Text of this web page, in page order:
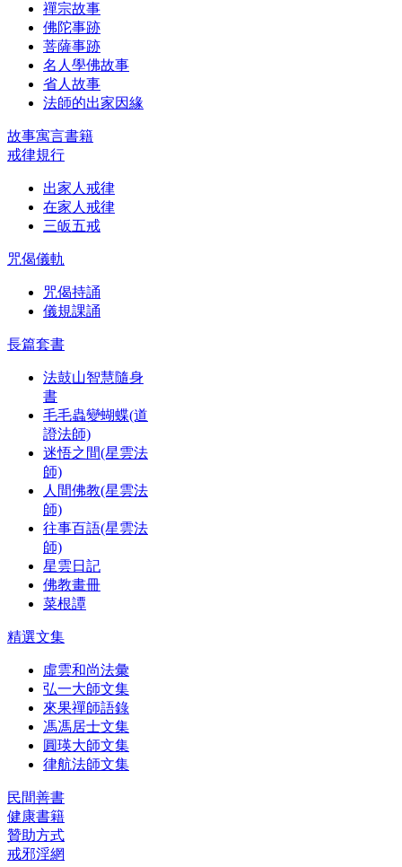
禪宗故事
佛陀事跡
菩薩事跡
名人學佛故事
省人故事
法師的出家因緣
故事寓言書籍
戒律規行
出家人戒律
在家人戒律
三皈五戒
咒偈儀軌
咒偈持誦
儀規課誦
長篇套書
法鼓山智慧隨身
書
毛毛蟲變蝴蝶(道
證法師)
迷悟之間(星雲法
師)
人間佛教(星雲法
師)
往事百語(星雲法
師)
星雲日記
佛教畫冊
菜根譚
精選文集
虛雲和尚法彙
弘一大師文集
來果禪師語錄
馮馮居士文集
圓瑛大師文集
律航法師文集
民間善書
健康書籍
贊助方式
戒邪淫網